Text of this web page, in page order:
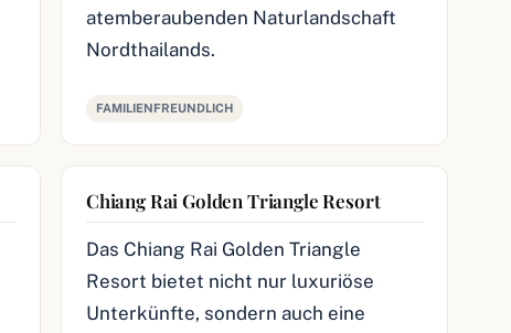
atemberaubenden Naturlandschaft
Nordthailands.
FAMILIENFREUNDLICH
Chiang Rai Golden Triangle Resort
Das Chiang Rai Golden Triangle
Resort bietet nicht nur luxuriöse
Unterkünfte, sondern auch eine